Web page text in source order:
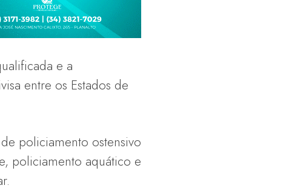
e a
entre os Estados de
policiamento ostensivo
policiamento aquático e